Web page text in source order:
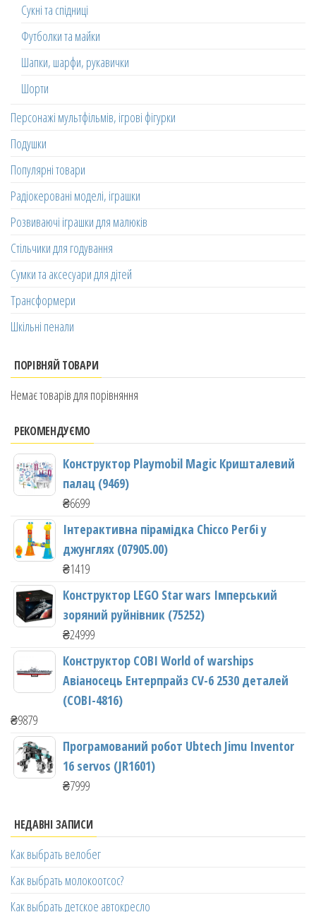
Сукні та спідниці
Футболки та майки
Шапки, шарфи, рукавички
Шорти
Персонажі мультфільмів, ігрові фігурки
Подушки
Популярні товари
Радіокеровані моделі, іграшки
Розвиваючі іграшки для малюків
Стільчики для годування
Сумки та аксесуари для дітей
Трансформери
Шкільні пенали
ПОРІВНЯЙ ТОВАРИ
Немає товарів для порівняння
РЕКОМЕНДУЄМО
Конструктор Playmobil Magic Кришталевий
палац (9469)
₴6699
Інтерактивна пірамідка Chicco Регбі у
джунглях (07905.00)
₴1419
Конструктор LEGO Star wars Імперський
зоряний руйнівник (75252)
₴24999
Конструктор COBI World of warships
Авіаносець Ентерпрайз CV-6 2530 деталей
(COBI-4816)
₴9879
Програмований робот Ubtech Jimu Inventor
16 servos (JR1601)
₴7999
НЕДАВНІ ЗАПИСИ
Как выбрать велобег
Как выбрать молокоотсос?
Как выбрать детское автокресло